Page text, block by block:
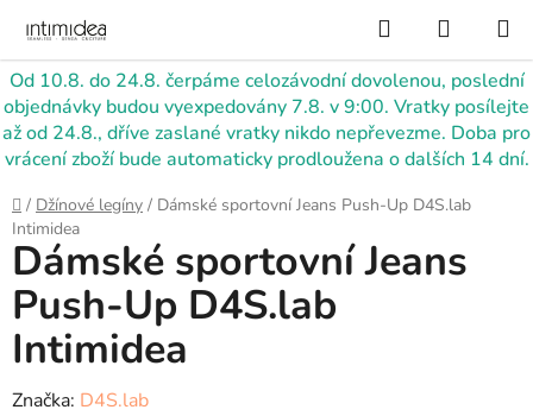
obsah
Od 10.8. do 24.8. čerpáme celozávodní dovolenou, poslední
objednávky budou vyexpedovány 7.8. v 9:00. Vratky posílejte
až od 24.8., dříve zaslané vratky nikdo nepřevezme. Doba pro
vrácení zboží bude automaticky prodloužena o dalších 14 dní.
Hledat
KOŠÍK
Domů
/ Džínové legíny / Dámské sportovní Jeans Push-Up D4S.lab
Intimidea
Dámské sportovní Jeans
Push-Up D4S.lab
Intimidea
Značka: D4S.lab